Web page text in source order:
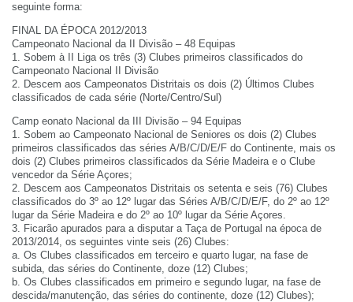
seguinte forma:
FINAL DA ÉPOCA 2012/2013
Campeonato Nacional da II Divisão – 48 Equipas
1. Sobem à II Liga os três (3) Clubes primeiros classificados do
Campeonato Nacional II Divisão
2. Descem aos Campeonatos Distritais os dois (2) Últimos Clubes
classificados de cada série (Norte/Centro/Sul)
Camp eonato Nacional da III Divisão – 94 Equipas
1. Sobem ao Campeonato Nacional de Seniores os dois (2) Clubes
primeiros classificados das séries A/B/C/D/E/F do Continente, mais os
dois (2) Clubes primeiros classificados da Série Madeira e o Clube
vencedor da Série Açores;
2. Descem aos Campeonatos Distritais os setenta e seis (76) Clubes
classificados do 3º ao 12º lugar das Séries A/B/C/D/E/F, do 2º ao 12º
lugar da Série Madeira e do 2º ao 10º lugar da Série Açores.
3. Ficarão apurados para a disputar a Taça de Portugal na época de
2013/2014, os seguintes vinte seis (26) Clubes:
a. Os Clubes classificados em terceiro e quarto lugar, na fase de
subida, das séries do Continente, doze (12) Clubes;
b. Os Clubes classificados em primeiro e segundo lugar, na fase de
descida/manutenção, das séries do continente, doze (12) Clubes);